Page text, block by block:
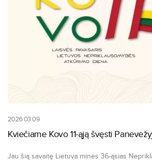
2026 03 09
Kviečiame Kovo 11-ąją švęsti
Jau šią savaitę Lietuva minės 36-ąsias